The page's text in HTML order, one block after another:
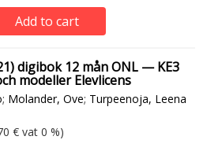
Add to cart
digibok 12 mån ONL — KE3
modeller Elevlicens
; Molander, Ove; Turpeenoja, Leena
hinta
vat€ vat 0 %)